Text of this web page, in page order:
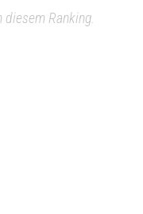
Ranking.